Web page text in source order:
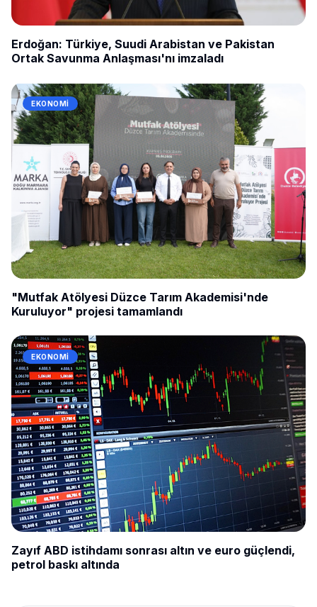
Erdoğan: Türkiye, Suudi Arabistan ve Pakistan
Ortak Savunma Anlaşması'nı imzaladı
EKONOMI
"Mutfak Atölyesi Düzce Tarım Akademisi'nde
Kuruluyor" projesi tamamlandı
EKONOMI
Zayıf ABD istihdamı sonrası altın ve euro güçlendi,
petrol baskı altında